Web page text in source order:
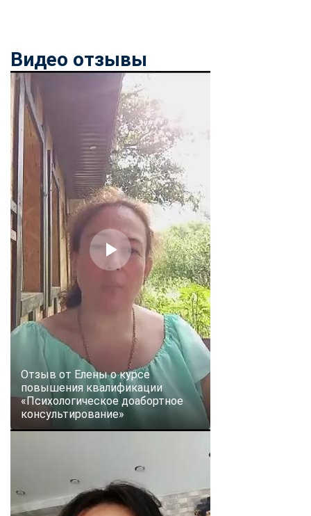
Видео отзывы
Отзыв от Елены о курсе
повышения квалификации
«Психологическое доабортное
консультирование»